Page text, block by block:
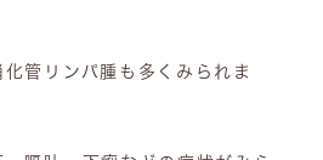
管リンパ腫も多くみられま